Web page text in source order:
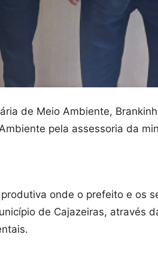
de Meio Ambiente,
pela assessoria da
onde o prefeito e os
de Cajazeiras, através